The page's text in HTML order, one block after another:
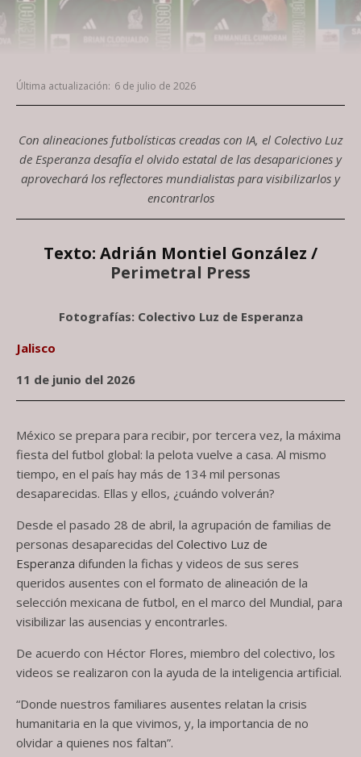
Última actualización: 6 de julio de 2026
Con alineaciones futbolísticas creadas con IA, el Colectivo Luz
de Esperanza desafía el olvido estatal de las desapariciones y
aprovechará los reflectores mundialistas para visibilizarlos y
encontrarlos
Texto: Adrián Montiel González /
Perimetral Press
Fotografías: Colectivo Luz de Esperanza
Jalisco
11 de junio del 2026
México se prepara para recibir, por tercera vez, la máxima
fiesta del futbol global: la pelota vuelve a casa. Al mismo
tiempo, en el país hay más de 134 mil personas
desaparecidas. Ellas y ellos, ¿cuándo volverán?
Desde el pasado 28 de abril, la agrupación de familias de
personas desaparecidas del Colectivo Luz de
Esperanza difunden la fichas y videos de sus seres
queridos ausentes con el formato de alineación de la
selección mexicana de futbol, en el marco del Mundial, para
visibilizar las ausencias y encontrarles.
De acuerdo con Héctor Flores, miembro del colectivo, los
videos se realizaron con la ayuda de la inteligencia artificial.
“Donde nuestros familiares ausentes relatan la crisis
humanitaria en la que vivimos, y, la importancia de no
olvidar a quienes nos faltan”.